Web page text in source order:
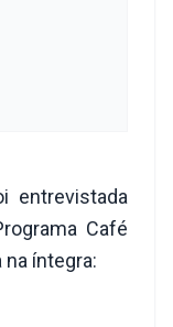
entrevistada
Café
íntegra: